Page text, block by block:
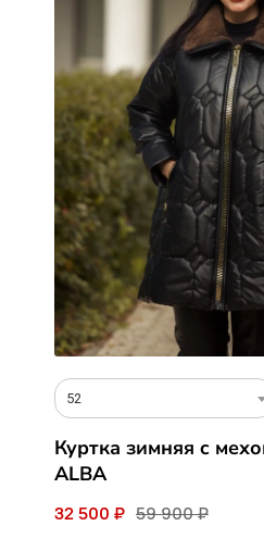
52
Куртка зимняя c
ALBA
32 500 ₽ 59 900 ₽